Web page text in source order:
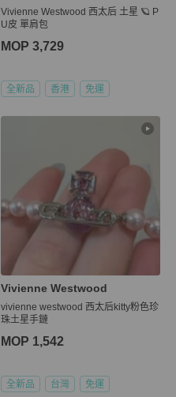
Vivienne Westwood 西太后 土星 🪐 P
U皮 單肩包
MOP 3,729
全新品 香港 免運
Vivienne Westwood
vivienne westwood 西太后kitty粉色珍
珠土星手鏈
MOP 1,542
全新品 台灣 免運